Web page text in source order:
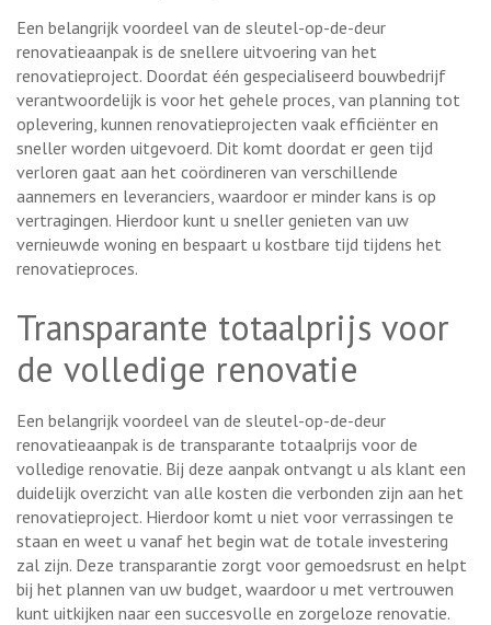
Een belangrijk voordeel van de sleutel-op-de-deur
renovatieaanpak is de snellere uitvoering van het
renovatieproject. Doordat één gespecialiseerd bouwbedrijf
verantwoordelijk is voor het gehele proces, van planning tot
oplevering, kunnen renovatieprojecten vaak efficiënter en
sneller worden uitgevoerd. Dit komt doordat er geen tijd
verloren gaat aan het coördineren van verschillende
aannemers en leveranciers, waardoor er minder kans is op
vertragingen. Hierdoor kunt u sneller genieten van uw
vernieuwde woning en bespaart u kostbare tijd tijdens het
renovatieproces.
Transparante totaalprijs voor
de volledige renovatie
Een belangrijk voordeel van de sleutel-op-de-deur
renovatieaanpak is de transparante totaalprijs voor de
volledige renovatie. Bij deze aanpak ontvangt u als klant een
duidelijk overzicht van alle kosten die verbonden zijn aan het
renovatieproject. Hierdoor komt u niet voor verrassingen te
staan en weet u vanaf het begin wat de totale investering
zal zijn. Deze transparantie zorgt voor gemoedsrust en helpt
bij het plannen van uw budget, waardoor u met vertrouwen
kunt uitkijken naar een succesvolle en zorgeloze renovatie.